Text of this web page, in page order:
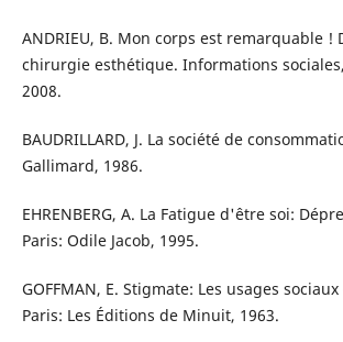
ANDRIEU, B. Mon corps est remarquable !
chirurgie esthétique. Informations
2008.
BAUDRILLARD, J. La société de
Gallimard, 1986.
EHRENBERG, A. La Fatigue d'être soi:
Paris: Odile Jacob, 1995.
GOFFMAN, E. Stigmate: Les usages
Paris: Les Éditions de Minuit, 1963.